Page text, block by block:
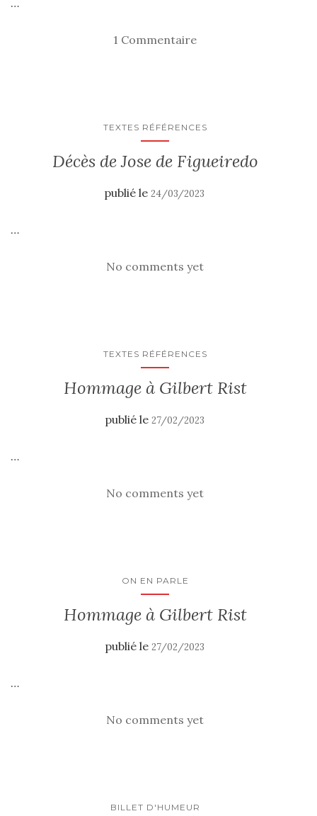
…
1 Commentaire
TEXTES RÉFÉRENCES
Décès de Jose de Figueiredo
publié le 24/03/2023
…
No comments yet
TEXTES RÉFÉRENCES
Hommage à Gilbert Rist
publié le 27/02/2023
…
No comments yet
ON EN PARLE
Hommage à Gilbert Rist
publié le 27/02/2023
…
No comments yet
BILLET D'HUMEUR